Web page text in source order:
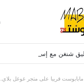
شنغن مع إسبانيا بعد موجة
مابابوست قريبا على متجر غوغل